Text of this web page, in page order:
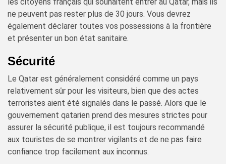
ne peuvent pas rester plus de 30 jours. Vous devrez
également déclarer toutes vos possessions à la frontière
et présenter un bon état sanitaire.
Sécurité
Le Qatar est généralement considéré comme un pays
relativement sûr pour les visiteurs, bien que des actes
terroristes aient été signalés dans le passé. Alors que le
gouvernement qatarien prend des mesures strictes pour
assurer la sécurité publique, il est toujours recommandé
aux touristes de se montrer vigilants et de ne pas faire
confiance trop facilement aux inconnus.